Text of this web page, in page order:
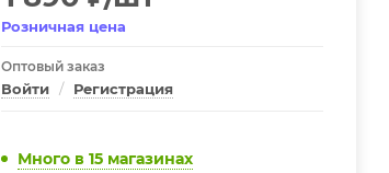
Розничная цена
Оптовый заказ
Войти / Регистрация
Много в 15 магазинах